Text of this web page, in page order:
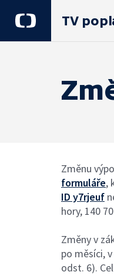
TV
Změnu
formuláře,
ID y7rjeuf
hory, 140
Změny v
po měsíci,
odst. 6).